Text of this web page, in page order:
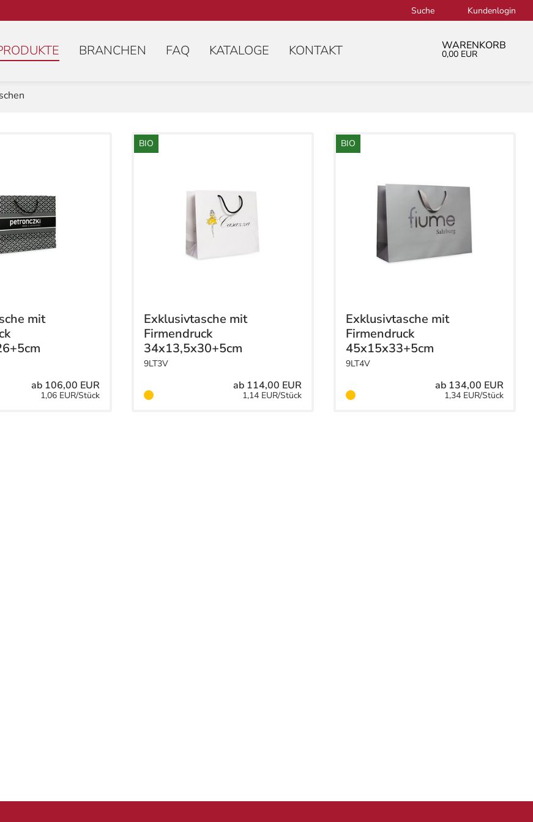
Suche Kundenlogin
(AKTIV)BRANCHEN FAQ KATALOGE KONTAKT WARENKORB
0,00 EUR
mit
ab 106,00 EUR
1,06 EUR/Stück
BIO
Exklusivtasche mit
Firmendruck
34x13,5x30+5cm
9LT3V
ab 114,00 EUR
1,14 EUR/Stück
BIO
Exklusivtasche mit
Firmendruck
45x15x33+5cm
9LT4V
ab 134,00 EUR
1,34 EUR/Stück